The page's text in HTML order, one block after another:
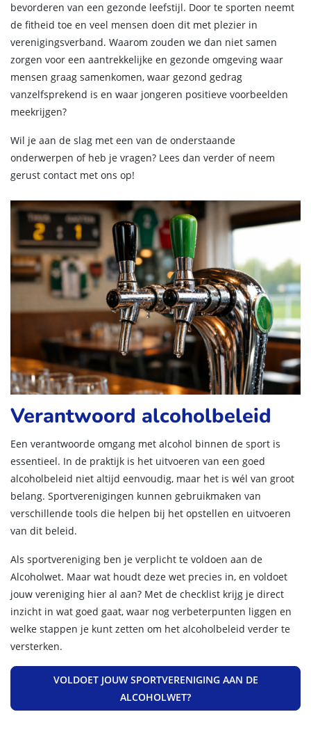
bevorderen van een gezonde leefstijl. Door te sporten neemt
de fitheid toe en veel mensen doen dit met plezier in
verenigingsverband. Waarom zouden we dan niet samen
zorgen voor een aantrekkelijke en gezonde omgeving waar
mensen graag samenkomen, waar gezond gedrag
vanzelfsprekend is en waar jongeren positieve voorbeelden
meekrijgen?
Wil je aan de slag met een van de onderstaande
onderwerpen of heb je vragen? Lees dan verder of neem
gerust contact met ons op!
Verantwoord alcoholbeleid
Een verantwoorde omgang met alcohol binnen de sport is
essentieel. In de praktijk is het uitvoeren van een goed
alcoholbeleid niet altijd eenvoudig, maar het is wél van groot
belang. Sportverenigingen kunnen gebruikmaken van
verschillende tools die helpen bij het opstellen en uitvoeren
van dit beleid.
Als sportvereniging ben je verplicht te voldoen aan de
Alcoholwet. Maar wat houdt deze wet precies in, en voldoet
jouw vereniging hier al aan? Met de checklist krijg je direct
inzicht in wat goed gaat, waar nog verbeterpunten liggen en
welke stappen je kunt zetten om het alcoholbeleid verder te
versterken.
VOLDOET JOUW SPORTVERENIGING AAN DE
ALCOHOLWET?